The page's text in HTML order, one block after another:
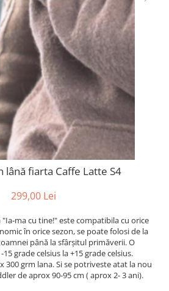
lână fiarta Caffe Latte S4
299,00 Lei
ma cu tine!" este compatibila cu orice
în orice sezon, se poate folosi de la
până la sfârșitul primăverii. O
grade celsius la +15 grade celsius.
300 grm lana. Si se potriveste atat la nou
de aprox 90-95 cm ( aprox 2- 3 ani).